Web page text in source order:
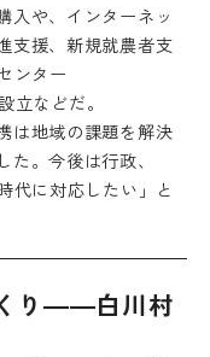
入や、インターネッ
支援、新規就農者支
ンター
立などだ。
は地域の課題を解決
。今後は行政、
代に対応したい」と
り――白川村